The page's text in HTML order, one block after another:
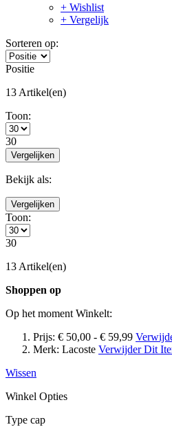
+ Wishlist
+ Vergelijk
Sorteren op:
Positie
13 Artikel(en)
Toon:
30
Vergelijken
Bekijk als:
Vergelijken
Toon:
30
13 Artikel(en)
Shoppen op
Op het moment Winkelt:
Prijs: € 50,00 - € 59,99
Merk: Lacoste Verwijder Dit
Wissen
Winkel Opties
Type cap